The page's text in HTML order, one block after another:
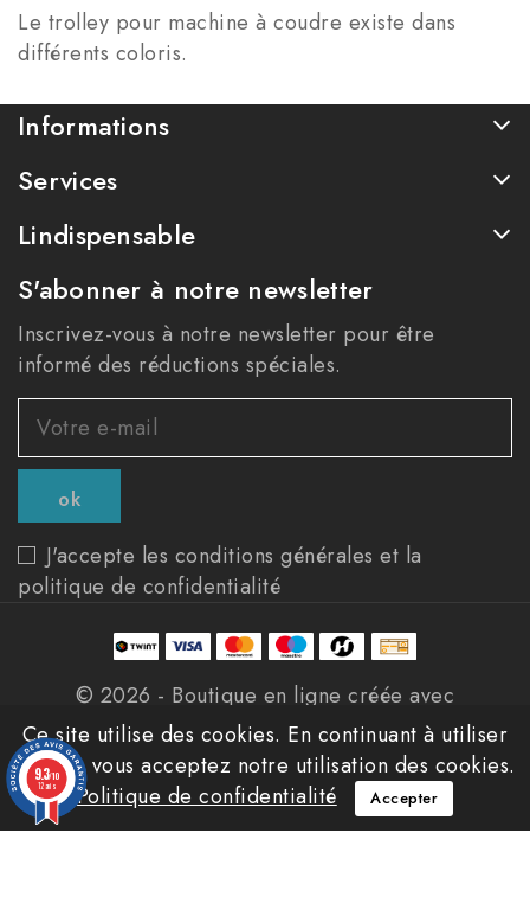
Le trolley pour machine à coudre existe dans
différents coloris.
Informations
Services
Lindispensable
S'abonner à notre newsletter
Inscrivez-vous à notre newsletter pour être
informé des réductions spéciales.
J'accepte les conditions générales et la
politique de confidentialité
Ce site utilise des cookies. En continuant à utiliser
ce site, vous acceptez notre utilisation des cookies.
Politique de confidentialité
Accepter
© 2026 - Boutique en ligne créée avec
PrestaShop™
9.3/10
12 avis